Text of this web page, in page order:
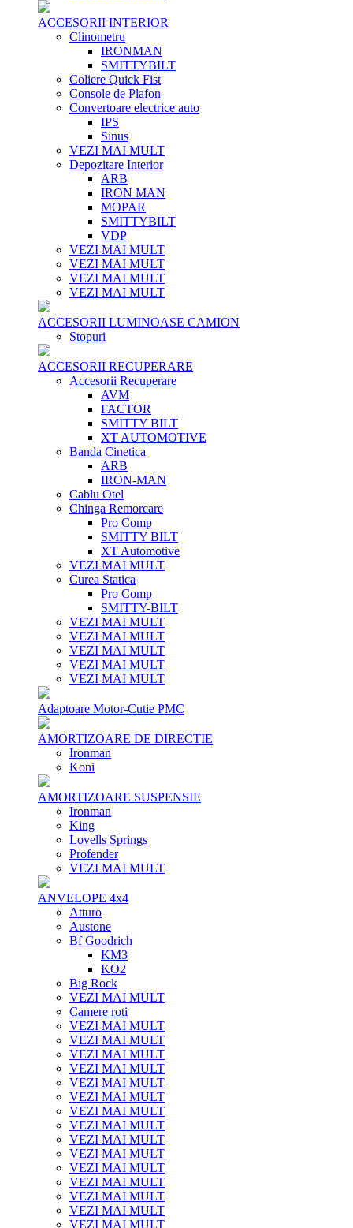
ACCESORII INTERIOR
Clinometru
IRONMAN
SMITTYBILT
Coliere Quick Fist
Console de Plafon
Convertoare electrice auto
IPS
Sinus
VEZI MAI MULT
Depozitare Interior
ARB
IRON MAN
MOPAR
SMITTYBILT
VDP
VEZI MAI MULT
VEZI MAI MULT
VEZI MAI MULT
VEZI MAI MULT
ACCESORII LUMINOASE CAMION
Stopuri
ACCESORII RECUPERARE
Accesorii Recuperare
AVM
FACTOR
SMITTY BILT
XT AUTOMOTIVE
Banda Cinetica
ARB
IRON-MAN
Cablu Otel
Chinga Remorcare
Pro Comp
SMITTY BILT
XT Automotive
VEZI MAI MULT
Curea Statica
Pro Comp
SMITTY-BILT
VEZI MAI MULT
VEZI MAI MULT
VEZI MAI MULT
VEZI MAI MULT
VEZI MAI MULT
Adaptoare Motor-Cutie PMC
AMORTIZOARE DE DIRECTIE
Ironman
Koni
AMORTIZOARE SUSPENSIE
Ironman
King
Lovells Springs
Profender
VEZI MAI MULT
ANVELOPE 4x4
Atturo
Austone
Bf Goodrich
KM3
KO2
Big Rock
VEZI MAI MULT
Camere roti
VEZI MAI MULT
VEZI MAI MULT
VEZI MAI MULT
VEZI MAI MULT
VEZI MAI MULT
VEZI MAI MULT
VEZI MAI MULT
VEZI MAI MULT
VEZI MAI MULT
VEZI MAI MULT
VEZI MAI MULT
VEZI MAI MULT
VEZI MAI MULT
VEZI MAI MULT
VEZI MAI MULT